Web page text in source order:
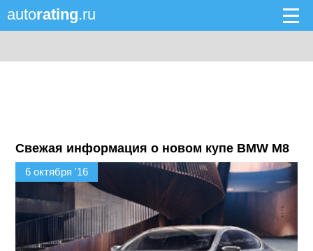
autorating.ru
Свежая информация о новом купе BMW M8
6 октября '16